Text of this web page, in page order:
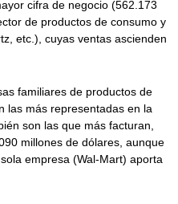
cifra de negocio (562.173
de productos de consumo y
etc.), cuyas ventas ascienden
familiares de productos de
las más representadas en la
son las que más facturan,
millones de dólares, aunque
empresa (Wal-Mart) aporta